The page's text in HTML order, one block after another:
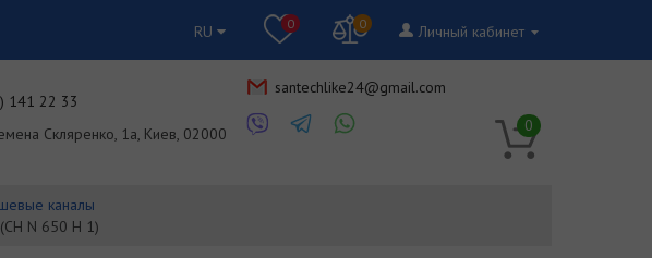
RU 0 0 Личный кабинет
141 22 33
Скляренко, 1a, Киев, 02000
santechlike24@gmail.com
0
каналы
N 650 H 1)